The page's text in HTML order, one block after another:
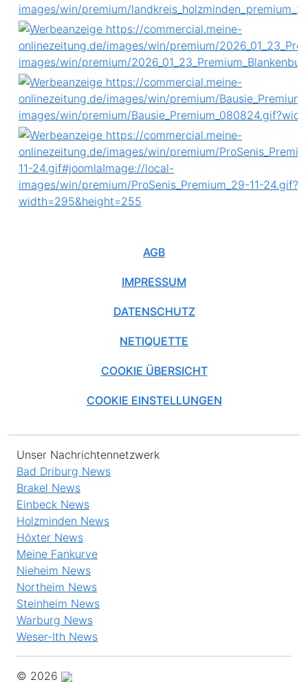
AGB
IMPRESSUM
DATENSCHUTZ
NETIQUETTE
COOKIE ÜBERSICHT
COOKIE EINSTELLUNGEN
Unser Nachrichtennetzwerk
Bad Driburg News
Brakel News
Einbeck News
Holzminden News
Höxter News
Meine Fankurve
Nieheim News
Northeim News
Steinheim News
Warburg News
Weser-Ith News
© 2026